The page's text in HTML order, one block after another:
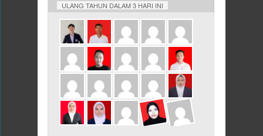
ULANG TAHUN DALAM 3 HARI INI